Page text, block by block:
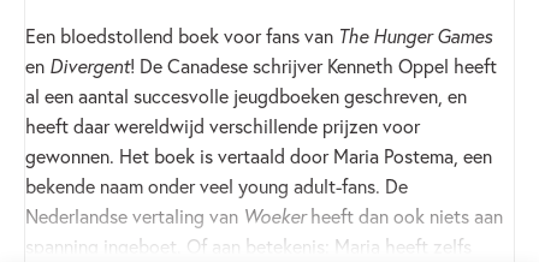
Een bloedstollend boek voor fans van The Hunger Games
en Divergent! De Canadese schrijver Kenneth Oppel heeft
al een aantal succesvolle jeugdboeken geschreven, en
heeft daar wereldwijd verschillende prijzen voor
gewonnen. Het boek is vertaald door Maria Postema, een
bekende naam onder veel young adult-fans. De
Nederlandse vertaling van Woekerheeft dan ook niets aan
spanning ingeboet. Of aan betekenis: Maria heeft zelfs